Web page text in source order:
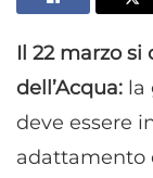
Il 22 marzo
dell’Acqua: la
deve essere
adattamento